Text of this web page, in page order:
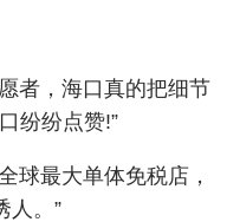
，海口真的把细节
纷纷点赞!”
最大单体免税店，
人。”